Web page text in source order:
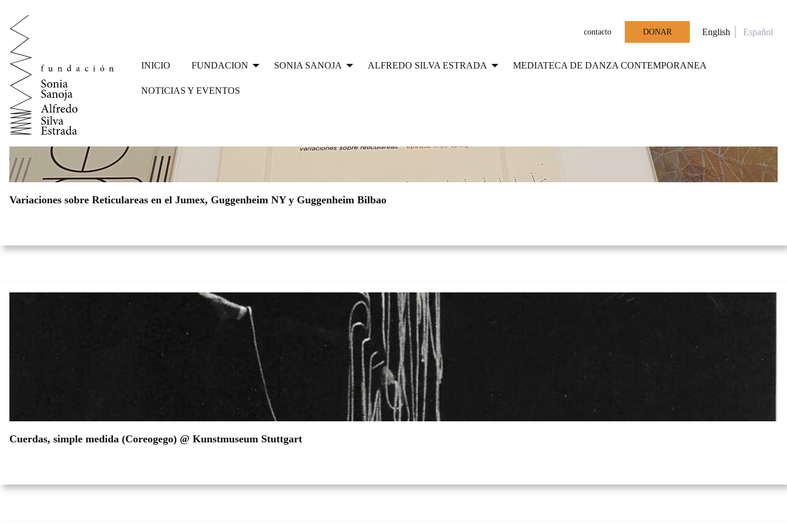
contacto DONAR English Español
INICIO FUNDACION SONIA SANOJA ALFREDO SILVA ESTRADA MEDIATECA DE DANZA CONTEMPORANEA
NOTICIAS Y EVENTOS
Archivos
Variaciones sobre Reticulareas en el Jumex, Guggenheim NY y Guggenheim Bilbao
Cuerdas, simple medida (Coreogego) @ Kunstmuseum Stuttgart